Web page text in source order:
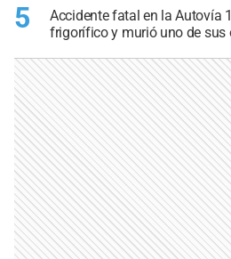
5
Accidente fatal en la Autovía
frigorífico y murió uno de sus